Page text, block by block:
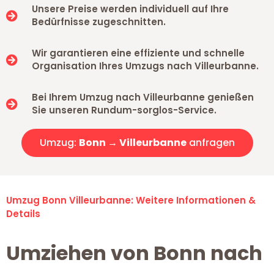
Unsere Preise werden individuell auf Ihre
Bedürfnisse zugeschnitten.
Wir garantieren eine effiziente und schnelle
Organisation Ihres Umzugs nach Villeurbanne.
Bei Ihrem Umzug nach Villeurbanne genießen
Sie unseren Rundum-sorglos-Service.
Umzug: Bonn → Villeurbanneanfragen
Umzug Bonn Villeurbanne: Weitere Informationen &
Details
Umziehen von Bonn nach